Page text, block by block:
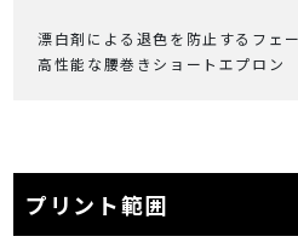
漂白剤による退色を防止するフェ
高性能な腰巻きショートエプロン
プリント範囲